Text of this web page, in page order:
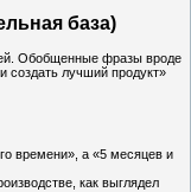
база)
Обобщенные фразы вроде
создать лучший продукт»
времени», а «5 месяцев и
как выглядел